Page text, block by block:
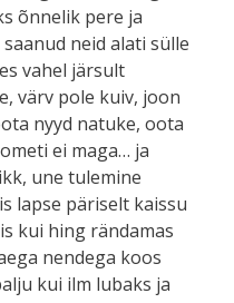
õnnelik pere ja
neid alati sülle
vahel järsult
värv pole kuiv, joon
nyyd natuke, oota
ei maga… ja
une tulemine
lapse päriselt kaissu
kui hing rändamas
nendega koos
kui ilm lubaks ja